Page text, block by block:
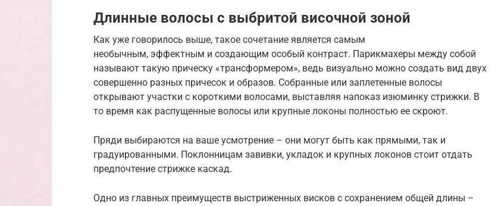
Длинные волосы с выбритой височной зоной
Как уже говорилось выше, такое сочетание является самым
необычным, эффектным и создающим особый контраст. Парикмахеры между собой
называют такую прическу «трансформером», ведь визуально можно создать вид двух
совершенно разных причесок и образов. Собранные или заплетенные волосы
открывают участки с короткими волосами, выставляя напоказ изюминку стрижки. В
то время как распущенные волосы или крупные локоны полностью ее скроют.
Пряди выбираются на ваше усмотрение – они могут быть как прямыми, так и
градуированными. Поклонницам завивки, укладок и крупных локонов стоит отдать
предпочтение стрижке каскад.
Одно из главных преимуществ выстриженных висков с сохранением общей длины –